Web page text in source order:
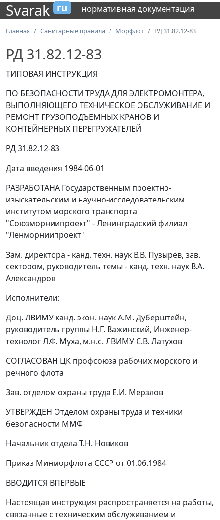
Svarak ru нормативная документация
Главная Санитарные правила Морфлот РД 31.82.12-83
РД 31.82.12-83
ТИПОВАЯ ИНСТРУКЦИЯ
ПО БЕЗОПАСНОСТИ ТРУДА ДЛЯ ЭЛЕКТРОМОНТЕРА,
ВЫПОЛНЯЮЩЕГО ТЕХНИЧЕСКОЕ ОБСЛУЖИВАНИЕ И
РЕМОНТ ГРУЗОПОДЪЕМНЫХ КРАНОВ И
КОНТЕЙНЕРНЫХ ПЕРЕГРУЖАТЕЛЕЙ
РД 31.82.12-83
Дата введения 1984-06-01
РАЗРАБОТАНА Государственным проектно-
изыскательским и научно-исследовательским
институтом морского транспорта
"Союзморниипроект" - Ленинградский филиал
"Ленморниипроект"
Зам. директора - канд. техн. наук В.В. Пузырев, зав.
сектором, руководитель темы - канд. техн. наук В.А.
Александров
Исполнители:
Доц. ЛВИМУ канд. экон. наук А.М. Дуберштейн,
руководитель группы Н.Г. Важинский, Инженер-
технолог Л.Ф. Муха, м.н.с. ЛВИМУ С.В. Латухов
СОГЛАСОВАН ЦК профсоюза рабочих морского и
речного флота
Зав. отделом охраны труда Е.И. Мерзлов
УТВЕРЖДЕН Отделом охраны труда и техники
безопасности ММФ
Начальник отдела Т.Н. Новиков
Приказ Минморфлота СССР от 01.06.1984
ВВОДИТСЯ ВПЕРВЫЕ
Настоящая инструкция распространяется на работы,
связанные с техническим обслуживанием и